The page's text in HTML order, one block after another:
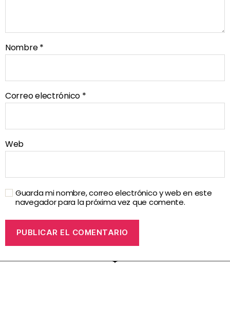
Nombre*
Correo electrónico *
Web
Guarda mi nombre, correo electrónico y web en este
navegador para la próxima vez que comente.